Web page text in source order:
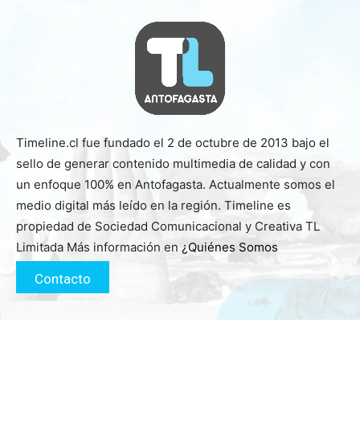
Timeline.cl fue fundado el 2 de octubre de 2013 bajo el
sello de generar contenido multimedia de calidad y con
un enfoque 100% en Antofagasta. Actualmente somos el
medio digital más leído en la región. Timeline es
propiedad de Sociedad Comunicacional y Creativa TL
Limitada Más información en ¿Quiénes Somos
Contacto